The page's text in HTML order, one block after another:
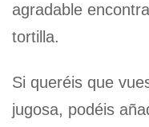
agradable
tortilla.
Si queréis que
jugosa, podéis